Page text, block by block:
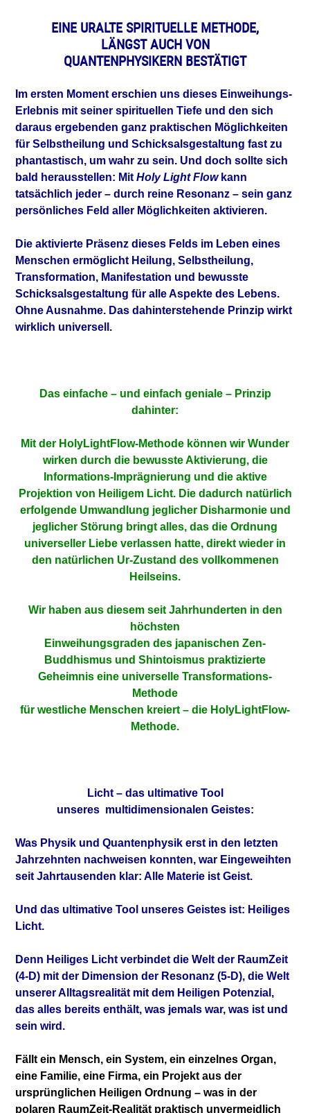
EINE URALTE SPIRITUELLE METHODE,
LÄNGST AUCH VON
QUANTENPHYSIKERN BESTÄTIGT
Im ersten Moment erschien uns dieses Einweihungs-
Erlebnis mit seiner spirituellen Tiefe und den sich
daraus ergebenden ganz praktischen Möglichkeiten
für Selbstheilung und Schicksalsgestaltung fast zu
phantastisch, um wahr zu sein. Und doch sollte sich
bald herausstellen: MitHoly Light Flow kann
tatsächlich jeder – durch reine Resonanz – sein ganz
persönliches Feld aller Möglichkeiten aktivieren.
Die aktivierte Präsenz dieses Felds im Leben eines
Menschen ermöglicht Heilung, Selbstheilung,
Transformation, Manifestation und bewusste
Schicksalsgestaltung für alle Aspekte des Lebens.
Ohne Ausnahme. Das dahinterstehende Prinzip wirkt
wirklich universell.
Das einfache – und einfach geniale – Prinzip
dahinter:
Mit der HolyLightFlow-Methode können wir Wunder
wirken durch die bewusste Aktivierung, die
Informations-Imprägnierung und die aktive
Projektion von Heiligem Licht. Die dadurch natürlich
erfolgende Umwandlung jeglicher Disharmonie und
jeglicher Störung bringt alles, das die Ordnung
universeller Liebe verlassen hatte, direkt wieder in
den natürlichen Ur-Zustand des vollkommenen
Heilseins.
Wir haben aus diesem seit Jahrhunderten in den
höchsten
Einweihungsgraden des japanischen Zen-
Buddhismus und Shintoismus praktizierte
Geheimnis eine universelle Transformations-
Methode
für westliche Menschen kreiert – die HolyLightFlow-
Methode.
Licht – das ultimative Tool
unseres multidimensionalen Geistes:
Was Physik und Quantenphysik erst in den letzten
Jahrzehnten nachweisen konnten, war Eingeweihten
seit Jahrtausenden klar: Alle Materie ist Geist.
Und das ultimative Tool unseres Geistes ist: Heiliges
Licht.
Denn Heiliges Licht verbindet die Welt der RaumZeit
(4-D) mit der Dimension der Resonanz (5-D), die Welt
unserer Alltagsrealität mit dem Heiligen Potenzial,
das alles bereits enthält, was jemals war, was ist und
sein wird.
Fällt ein Mensch, ein System, ein einzelnes Organ,
eine Familie, eine Firma, ein Projekt aus der
ursprünglichen Heiligen Ordnung – was in der
polaren RaumZeit-Realität praktisch unvermeidlich